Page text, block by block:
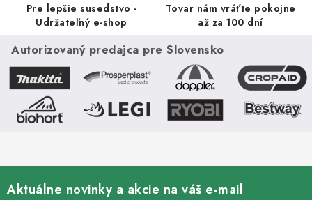
k
y
ý
u
Pre lepšie susedstvo -
Udržateľný e-shop
Tovar nám vráťte pokojne
až za 100 dní
Autorizovaný predajca pre Slovensko
Aktuálne novinky a akcie na váš e-mail